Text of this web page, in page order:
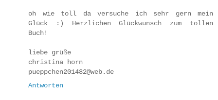
oh wie toll da versuche ich sehr gern mein
Glück :) Herzlichen Glückwunsch zum tollen
Buch!
liebe grüße
christina horn
pueppchen201482@web.de
Antworten